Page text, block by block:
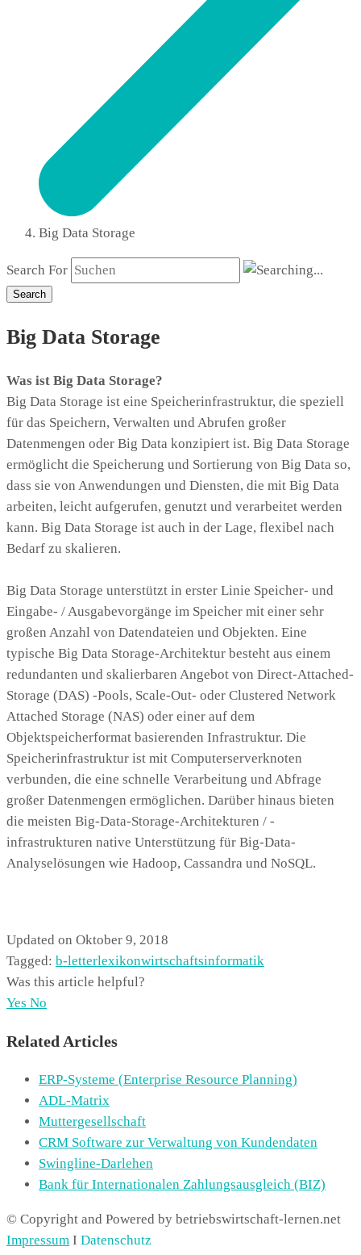
Big Data Storage
Search For
Search
Big Data Storage
Was ist Big Data Storage?
Big Data Storage ist eine Speicherinfrastruktur, die speziell
für das Speichern, Verwalten und Abrufen großer
Datenmengen oder Big Data konzipiert ist. Big Data Storage
ermöglicht die Speicherung und Sortierung von Big Data so,
dass sie von Anwendungen und Diensten, die mit Big Data
arbeiten, leicht aufgerufen, genutzt und verarbeitet werden
kann. Big Data Storage ist auch in der Lage, flexibel nach
Bedarf zu skalieren.
Big Data Storage unterstützt in erster Linie Speicher- und
Eingabe- / Ausgabevorgänge im Speicher mit einer sehr
großen Anzahl von Datendateien und Objekten. Eine
typische Big Data Storage-Architektur besteht aus einem
redundanten und skalierbaren Angebot von Direct-Attached-
Storage (DAS) -Pools, Scale-Out- oder Clustered Network
Attached Storage (NAS) oder einer auf dem
Objektspeicherformat basierenden Infrastruktur. Die
Speicherinfrastruktur ist mit Computerserverknoten
verbunden, die eine schnelle Verarbeitung und Abfrage
großer Datenmengen ermöglichen. Darüber hinaus bieten
die meisten Big-Data-Storage-Architekturen / -
infrastrukturen native Unterstützung für Big-Data-
Analyselösungen wie Hadoop, Cassandra und NoSQL.
Updated on Oktober 9, 2018
Tagged: b-letterlexikonwirtschaftsinformatik
Was this article helpful?
Yes No
Related Articles
ERP-Systeme (Enterprise Resource Planning)
ADL-Matrix
Muttergesellschaft
CRM Software zur Verwaltung von Kundendaten
Swingline-Darlehen
Bank für Internationalen Zahlungsausgleich (BIZ)
© Copyright and Powered by betriebswirtschaft-lernen.net
Impressum I Datenschutz